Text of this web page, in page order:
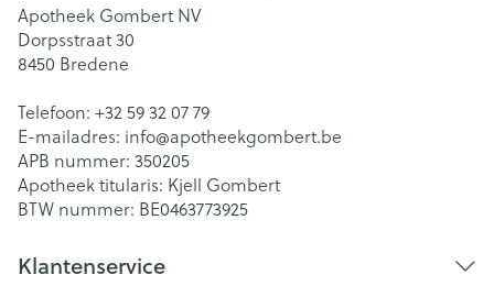
Apotheek Gombert NV
Dorpsstraat 30
8450 Bredene
Telefoon: +32 59 32 07 79
E-mailadres: info@apotheekgombert.be
APB nummer: 350205
Apotheek titularis: Kjell Gombert
BTW nummer: BE0463773925
Klantenservice